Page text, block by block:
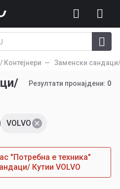
Заменски
Резултати пронајдени: 0
VOLVO
"Потребна е техника"
Кутии VOLVO